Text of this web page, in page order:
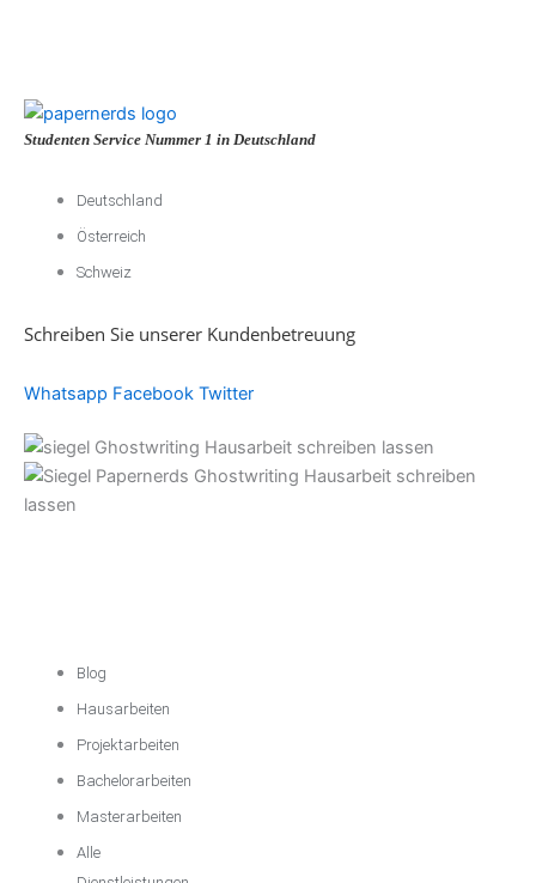
Studenten Service Nummer 1 in Deutschland
Deutschland
Österreich
Schweiz
Schreiben Sie unserer Kundenbetreuung
Whatsapp Facebook Twitter
Blog
Hausarbeiten
Projektarbeiten
Bachelorarbeiten
Masterarbeiten
Alle